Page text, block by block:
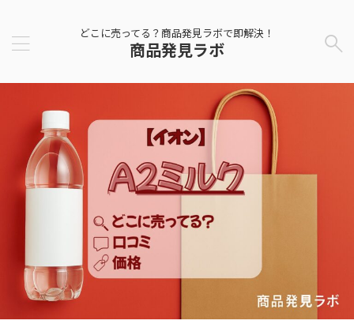
どこに売ってる？商品発見ラボで即解決！
商品発見ラボ